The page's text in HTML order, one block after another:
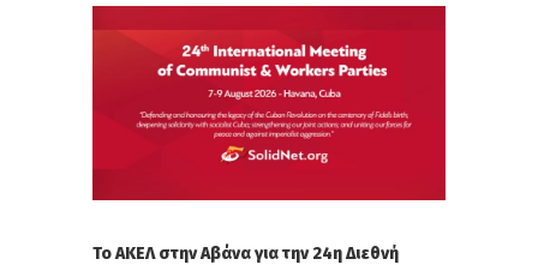
Το ΑΚΕΛ στην Αβάνα για την 24η Διεθνή